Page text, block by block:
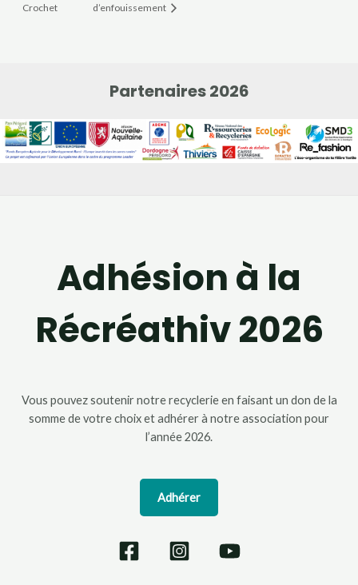
Crochet
d’enfouissement
Partenaires 2026
Adhésion à la
Récréathiv 2026
Vous pouvez soutenir notre recyclerie en faisant un don de la
somme de votre choix et adhérer à notre association pour
l’année 2026.
Adhérer